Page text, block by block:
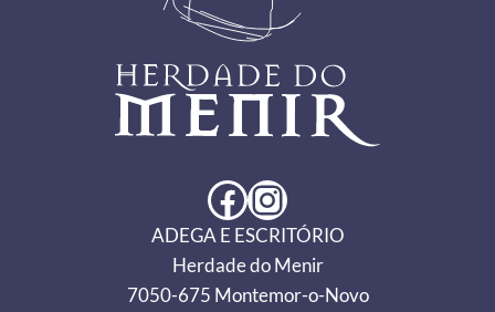
Facebook Instagram
ADEGA E ESCRITÓRIO
Herdade do Menir
7050-675 Montemor-o-Novo